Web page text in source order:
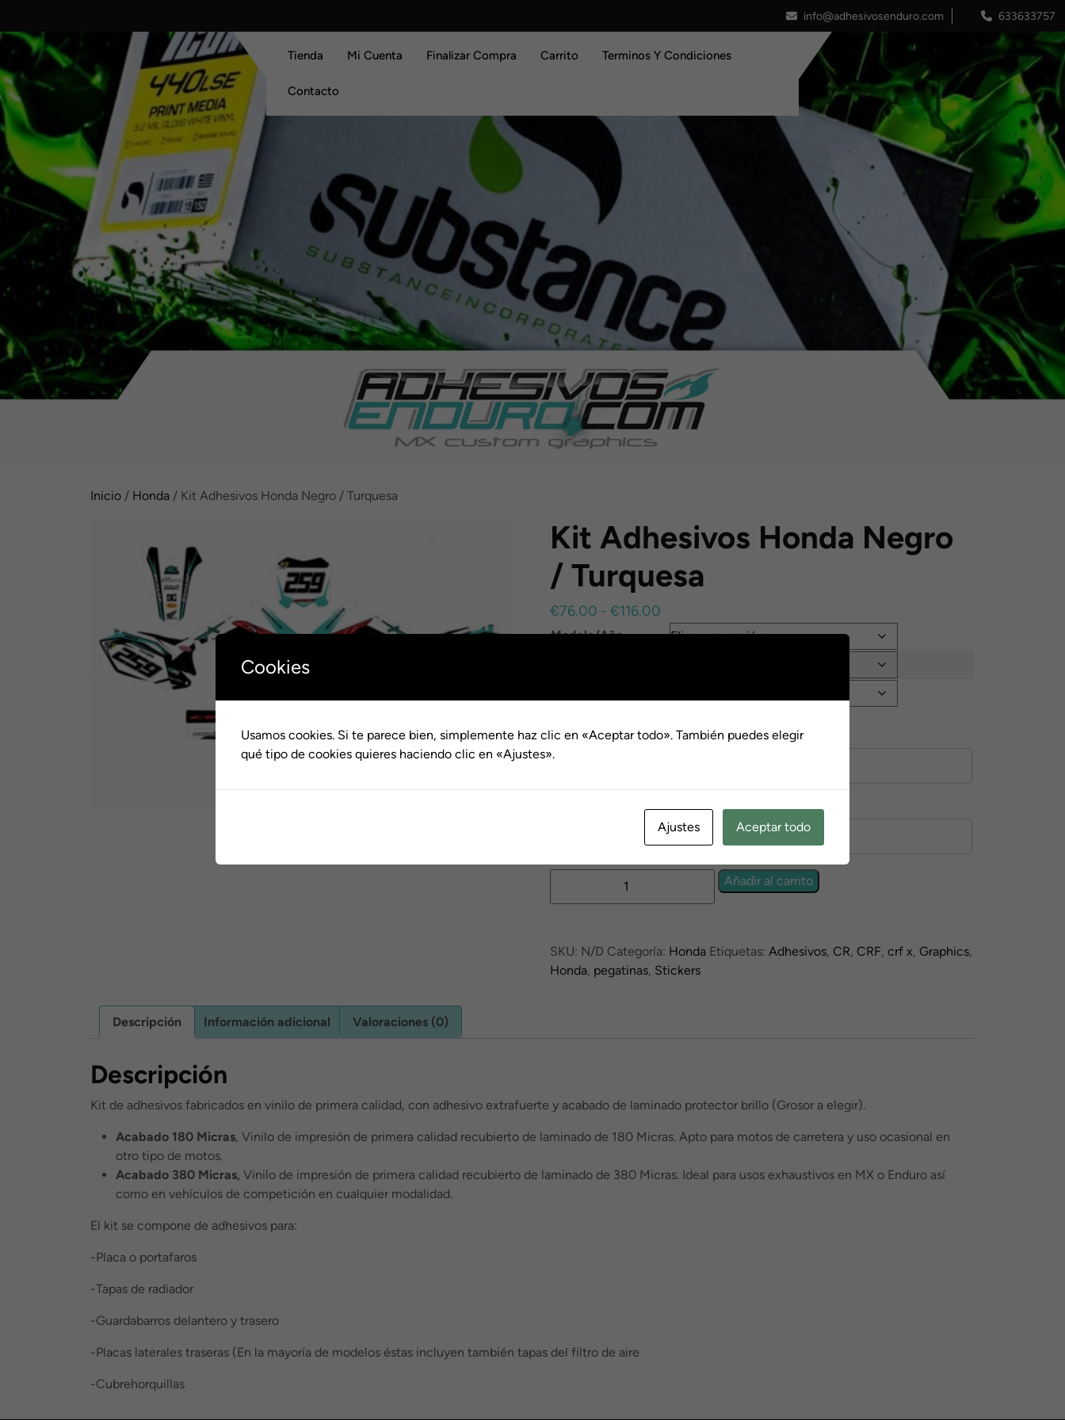
content
info@adhesivosenduro.com 633633757
Tienda Mi Cuenta Finalizar Compra Carrito Terminos Y Condiciones
Contacto
Inicio / Honda / Kit Adhesivos Honda Negro / Turquesa
Kit Adhesivos Honda Negro
/ Turquesa
€76.00 - €116.00
de
€116.00
Modelo/Año
Nombre
/
Turquesa
Añadir al carrito
SKU: N/D Categoría: Honda Etiquetas:Adhesivos, CR, CRF,crf x, Graphics,
Honda, pegatinas, Stickers
Descripción Información adicional Valoraciones (0)
Descripción
Kit de adhesivos fabricados en vinilo de primera calidad, con adhesivo extrafuerte y acabado de laminado protector brillo (Grosor a elegir).
Acabado 180 Micras, Vinilo de impresión de primera calidad recubierto de laminado de 180 Micras. Apto para motos de carretera y uso ocasional en
otro tipo de motos.
Acabado 380 Micras, Vinilo de impresión de primera calidad recubierto de laminado de 380 Micras. Ideal para usos exhaustivos en MX o Enduro así
como en vehículos de competición en cualquier modalidad.
El kit se compone de adhesivos para:
-Placa o portafaros
-Tapas de radiador
-Guardabarros delantero y trasero
-Placas laterales traseras (En la mayoría de modelos éstas incluyen también tapas del filtro de aire
-Cubrehorquillas
Cookies
Usamos cookies. Si te parece bien, simplemente haz clic en «Aceptar todo». También puedes elegir
qué tipo de cookies quieres haciendo clic en «Ajustes».
Ajustes Aceptar todo